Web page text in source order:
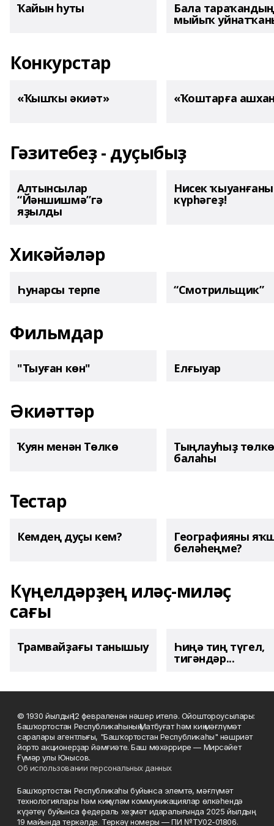
Ҡайын һуты Бала тараҡандың
мыйыҡ
Конкурстар
«Ҡышҡы әкиәт» «Ҡоштарға
Гәзитебеҙ - дуҫыбыҙ
Алтынсылар
“Йәншишмә”гә
яҙылды
Нисек
күрһәгеҙ!
Хикәйәләр
Һунарсы терпе “Смотрильщик”
Фильмдар
"Тыуған көн" Елғыуар
Әкиәттәр
Ҡуян менән Төлкө Тыңлауһыҙ төлкө
балаһы
Тестар
Кемдең дуҫы кем? Географияны
беләһеңме?
Күңелдәрҙең иләҫ-миләҫ
сағы
Трамвайҙағы танышыу Һиңә тиң түгел,
тигәндәр...
© 1930 йылдың 12 февраленән нәшер ителә. Ойоштороусылары:
Башҡортостан Республикаһының Матбуғат һәм киң мәғлүмәт
саралары агентлығы, "Башҡортостан Республикаһы" нәшриәт
йорто акционерҙар йәмғиәте. Баш мөхәррире — Мирсәйет
Ғүмәр улы Юнысов.
Об использовании персональных данных
Башҡортостан Республикаһы буйынса элемтә, мәғлүмәт
технологиялары һәм киңкүләм коммуникациялар өлкәһендә
күҙәтеү буйынса федераль хеҙмәт идаралығында 2025 йылдың
19 майында теркәлде. Теркәү номеры — ПИ №ТУ02-01806.